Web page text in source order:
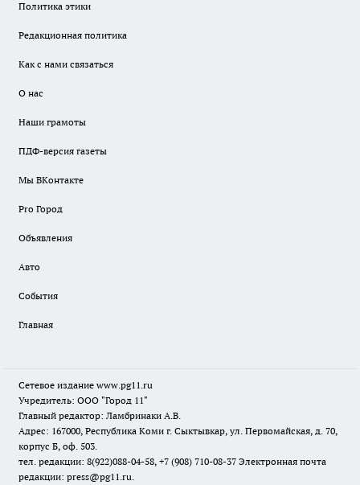
Политика этики
Редакционная политика
Как с нами связаться
О нас
Наши грамоты
ПДФ-версия газеты
Мы ВКонтакте
Pro Город
Объявления
Авто
События
Главная
Сетевое издание www.pg11.ru
Учредитель: ООО "Город 11"
Главный редактор: Ламбринаки А.В.
Адрес: 167000, Республика Коми г. Сыктывкар, ул. Первомайская, д. 70,
корпус Б, оф. 503.
тел. редакции: 8(922)088-04-58, +7 (908) 710-08-37 Электронная почта
редакции: press@pg11.ru.